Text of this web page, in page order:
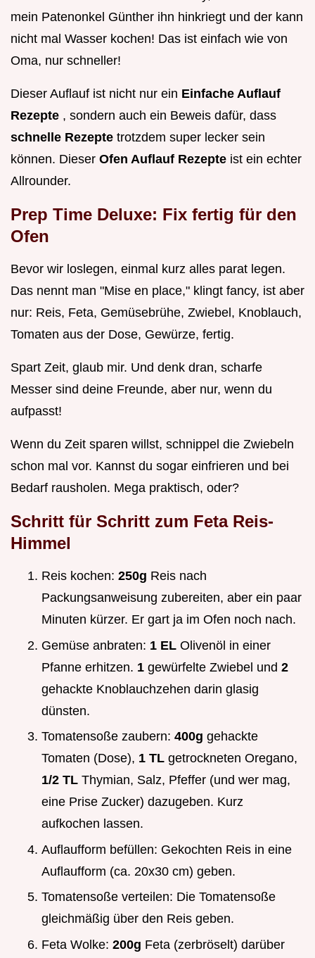
mein Patenonkel Günther ihn hinkriegt und der kann
nicht mal Wasser kochen! Das ist einfach wie von
Oma, nur schneller!
Dieser Auflauf ist nicht nur ein Einfache Auflauf
Rezepte , sondern auch ein Beweis dafür, dass
schnelle Rezepte trotzdem super lecker sein
können. Dieser Ofen Auflauf Rezepte ist ein echter
Allrounder.
Prep Time Deluxe: Fix fertig für den
Ofen
Bevor wir loslegen, einmal kurz alles parat legen.
Das nennt man "Mise en place," klingt fancy, ist aber
nur: Reis, Feta, Gemüsebrühe, Zwiebel, Knoblauch,
Tomaten aus der Dose, Gewürze, fertig.
Spart Zeit, glaub mir. Und denk dran, scharfe
Messer sind deine Freunde, aber nur, wenn du
aufpasst!
Wenn du Zeit sparen willst, schnippel die Zwiebeln
schon mal vor. Kannst du sogar einfrieren und bei
Bedarf rausholen. Mega praktisch, oder?
Schritt für Schritt zum Feta Reis-
Himmel
Reis kochen: 250g Reis nach
Packungsanweisung zubereiten, aber ein paar
Minuten kürzer. Er gart ja im Ofen noch nach.
Gemüse anbraten: 1 EL Olivenöl in einer
Pfanne erhitzen. 1 gewürfelte Zwiebel und 2
gehackte Knoblauchzehen darin glasig
dünsten.
Tomatensoße zaubern: 400g gehackte
Tomaten (Dose), 1 TL getrockneten Oregano,
1/2 TL Thymian, Salz, Pfeffer (und wer mag,
eine Prise Zucker) dazugeben. Kurz
aufkochen lassen.
Auflaufform befüllen: Gekochten Reis in eine
Auflaufform (ca. 20x30 cm) geben.
Tomatensoße verteilen: Die Tomatensoße
gleichmäßig über den Reis geben.
Feta Wolke: 200g Feta (zerbröselt) darüber